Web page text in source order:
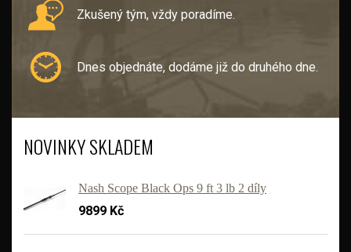
Zkušený tým, vždy poradíme.
Dnes objednáte, dodáme již do druhého dne.
NOVINKY SKLADEM
Nash Scope Black Ops 9 ft 3 lb 2 díly
9899 Kč